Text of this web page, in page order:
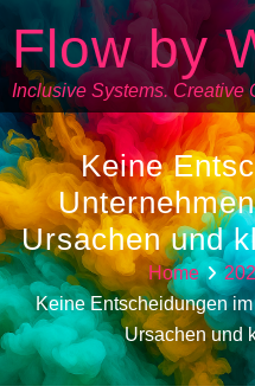
Flow by
Inclusive Systems. Creative
Keine
Ursachen und
Home
Keine Entscheidungen
Ursachen und